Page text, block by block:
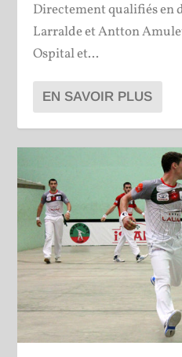
Directement qualifiés en
Larralde et Antton
Ospital et...
EN SAVOIR PLUS